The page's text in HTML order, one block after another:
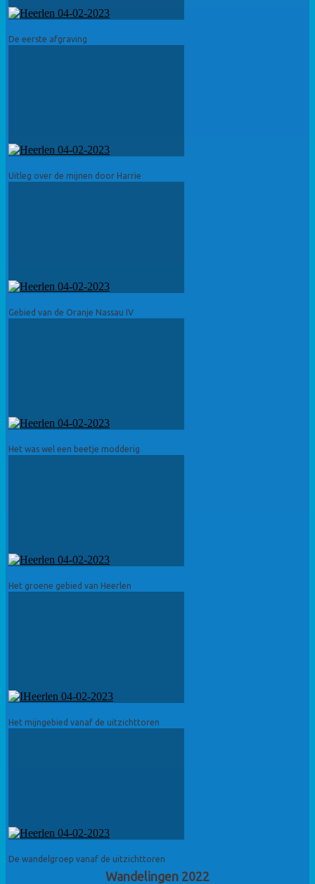
De eerste afgraving
Uitleg over de mijnen door Harrie
Gebied van de Oranje Nassau IV
Het was wel een beetje modderig
Het groene gebied van Heerlen
Het mijngebied vanaf de uitzichttoren
De wandelgroep vanaf de uitzichttoren
Wandelingen 2022